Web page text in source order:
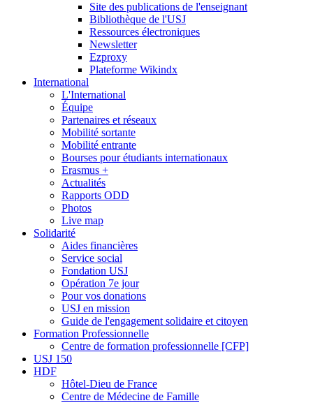
Site des publications de l'enseignant
Bibliothèque de l'USJ
Ressources électroniques
Newsletter
Ezproxy
Plateforme Wikindx
International
L'International
Équipe
Partenaires et réseaux
Mobilité sortante
Mobilité entrante
Bourses pour étudiants internationaux
Erasmus +
Actualités
Rapports ODD
Photos
Live map
Solidarité
Aides financières
Service social
Fondation USJ
Opération 7e jour
Pour vos donations
USJ en mission
Guide de l'engagement solidaire et citoyen
Formation Professionnelle
Centre de formation professionnelle [CFP]
USJ 150
HDF
Hôtel-Dieu de France
Centre de Médecine de Famille